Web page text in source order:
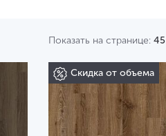
Показать на странице: 45
Скидка от объема